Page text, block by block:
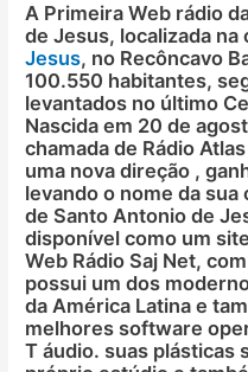
A Primeira Web rádio
de Jesus, localizada na
Jesus, no Recôncavo
100.550 habitantes,
levantados no último
Nascida em 20 de
chamada de Rádio
uma nova direção ,
levando o nome da
de Santo Antonio de
disponível como um
Web Rádio Saj Net,
possui um dos
da América Latina e
melhores software
T áudio. suas plásticas